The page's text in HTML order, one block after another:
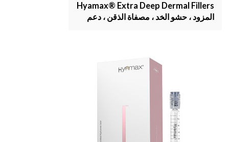
Hyamax® Extra Deep Dermal Fillers
المزود ، حشو الخد ، مصفاة الذقن ، دعم